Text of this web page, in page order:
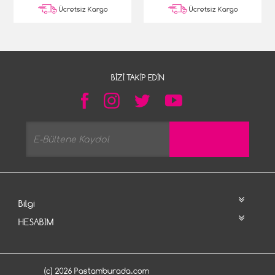
Ücretsiz Kargo Ücretsiz Kargo
BIZI TAKIP EDIN
Bilgi
HESABIM
(c) 2026 Pastamburada.com